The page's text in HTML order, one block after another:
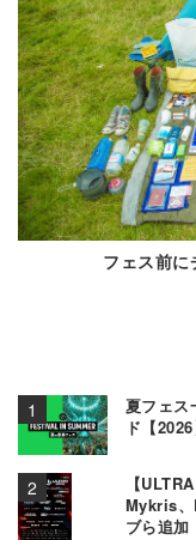
フェス前に
夏フェス
ド【2026
【
Mykris、
ブら追加